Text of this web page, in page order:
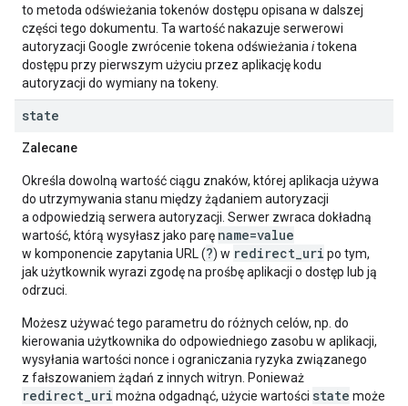
to metoda odświeżania tokenów dostępu opisana w dalszej
części tego dokumentu. Ta wartość nakazuje serwerowi
autoryzacji Google zwrócenie tokena odświeżania itokena
dostępu przy pierwszym użyciu przez aplikację kodu
autoryzacji do wymiany na tokeny.
state
Zalecane
Określa dowolną wartość ciągu znaków, której aplikacja używa
do utrzymywania stanu między żądaniem autoryzacji
a odpowiedzią serwera autoryzacji. Serwer zwraca dokładną
wartość, którą wysyłasz jako parę name=value
w komponencie zapytania URL (?) w redirect_uri po tym,
jak użytkownik wyrazi zgodę na prośbę aplikacji o dostęp lub ją
odrzuci.
Możesz używać tego parametru do różnych celów, np. do
kierowania użytkownika do odpowiedniego zasobu w aplikacji,
wysyłania wartości nonce i ograniczania ryzyka związanego
z fałszowaniem żądań z innych witryn. Ponieważ
redirect_uri można odgadnąć, użycie wartości state może